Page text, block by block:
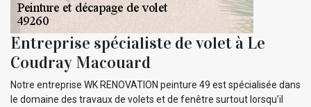
Entreprise spécialiste de volet à Le
Coudray Macouard
Notre entreprise WK RENOVATION peinture 49 est spécialisée dans
le domaine des travaux de volets et de fenêtre surtout lorsqu’il